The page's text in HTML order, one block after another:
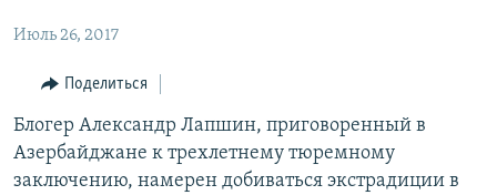
основной
Перейти
поиску
ЭКОНОМИКА
РЕГИОН
НАГОРНЫЙ КАРАБАХ
КУЛЬТУРА
Июль 26, 2017
Поделиться
Блогер Александр Лапшин, приговоренный в
Азербайджане к трехлетнему тюремному
заключению, намерен добиваться экстрадиции в